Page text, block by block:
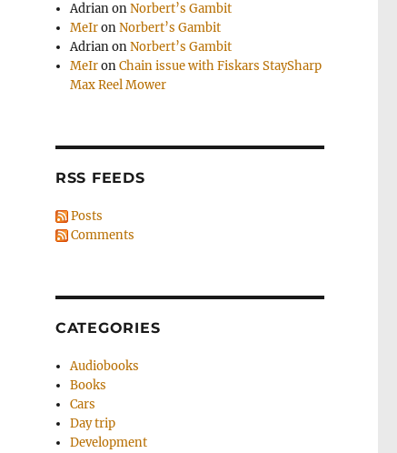
AdrianonNorbert’s Gambit
MeIronNorbert’s Gambit
AdrianonNorbert’s Gambit
MeIronChain issue with Fiskars StaySharp
Max Reel Mower
RSS FEEDS
Posts
Comments
CATEGORIES
Audiobooks
Books
Cars
Day trip
Development